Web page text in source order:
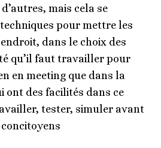
mais cela se
pour mettre les
dans le choix des
qu’il faut travailler pour
en meeting que dans la
ont des facilités dans ce
tester, simuler avant
concitoyens